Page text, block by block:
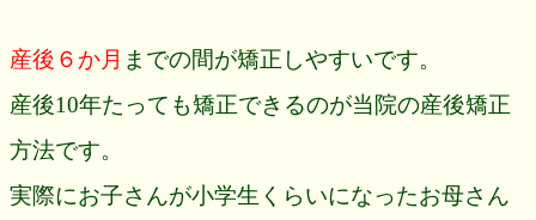
産後６か月 までの間が矯正しやすいです。
産後10年たっても矯正できるのが当院の産後矯正
方法です。
実際にお子さんが小学生くらいになったお母さん